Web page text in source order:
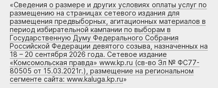
«Сведения о размере и других условиях оплаты услуг по
размещению на страницах сетевого издания для
размещения предвыборных, агитационных материалов в
период избирательной кампании по выборам в
Государственную Думу Федерального Собрания
Российской Федерации девятого созыва, назначенных на
18 – 20 сентября 2026 года. Сетевое издание
«Комсомольская правда» www.kp.ru (св-во Эл № ФС77-
80505 от 15.03.2021г.), размещение на региональном
сегменте сайта: www.kaluga.kp.ru»